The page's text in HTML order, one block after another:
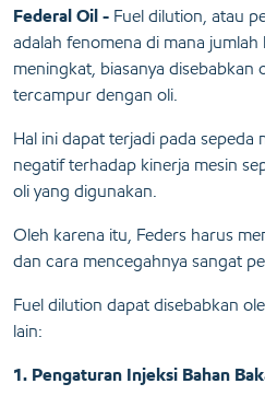
Federal Oil - Fuel dilution, atau
adalah fenomena di mana
meningkat, biasanya disebabkan
tercampur dengan oli.
Hal ini dapat terjadi pada
negatif terhadap kinerja mesin
oli yang digunakan.
Oleh karena itu, Feders harus
dan cara mencegahnya sangat
Fuel dilution dapat disebabkan
lain:
1. Pengaturan Injeksi Bahan